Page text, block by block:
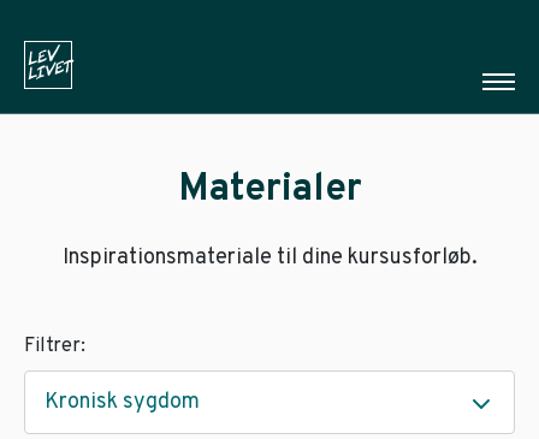
Materialer
Inspirationsmateriale til dine kursusforløb.
Filtrer:
Kronisk sygdom